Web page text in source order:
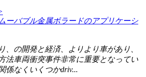
ーバブル金属ボラードのアプリケーシ
、の開発と経済、よりより車があり、
法車両衝突事件非常に重要となってい
係なくいくつかdriv...